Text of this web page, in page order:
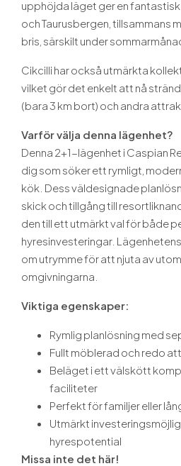
upphöjda läget ger en
och Taurusbergen, tillsammans
bris, särskilt under
Cikcilli har också utmärkta
vilket gör det enkelt att nå
(bara 3 km bort) och andra
Varför välja denna lägenhet?
Denna 2+1-lägenhet i Caspian
dig som söker ett rymligt,
kök. Dess väldesignade
skick och tillgång till
den till ett utmärkt val för både
hyresinvesteringar.
om utrymme för att njuta av
omgivningarna.
Viktiga egenskaper:
Rymlig planlösning med
Fullt möblerad och redo
Beläget i ett välskött
faciliteter
Perfekt för familjer eller
Utmärkt
hyrespotential
Missa inte det här!